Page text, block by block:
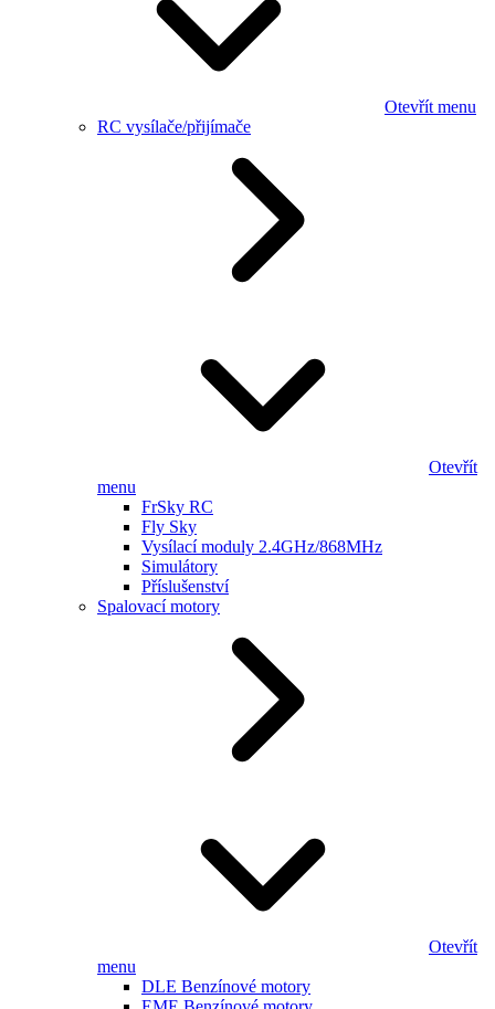
Otevřít menu
RC vysílače/přijímače
Otevřít
menu
FrSky RC
Fly Sky
Vysílací moduly 2.4GHz/868MHz
Simulátory
Příslušenství
Spalovací motory
Otevřít
menu
DLE Benzínové motory